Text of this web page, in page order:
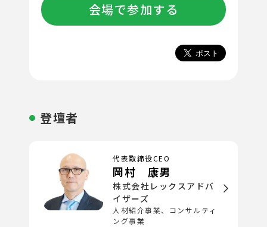
会場で参加する
登壇者
代表取締役CEO
岡村 康男
株式会社レックスアドバ
イザーズ
人材紹介事業、コンサルティ
ング事業